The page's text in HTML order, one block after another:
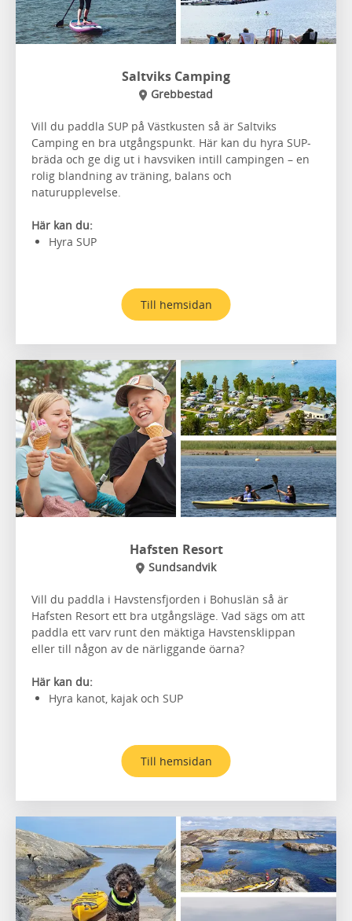
Saltviks Camping
Grebbestad
Vill du paddla SUP på Västkusten så är Saltviks
Camping en bra utgångspunkt. Här kan du hyra SUP-
bräda och ge dig ut i havsviken intill campingen – en
rolig blandning av träning, balans och
naturupplevelse.
Här kan du:
Hyra SUP
Till hemsidan
Hafsten Resort
Sundsandvik
Vill du paddla i Havstensfjorden i Bohuslän så är
Hafsten Resort ett bra utgångsläge. Vad sägs om att
paddla ett varv runt den mäktiga Havstensklippan
eller till någon av de närliggande öarna?
Här kan du:
Hyra kanot, kajak och SUP
Till hemsidan